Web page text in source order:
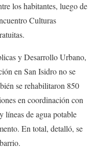
los habitantes, luego de
Culturas
y Desarrollo Urbano,
en San Isidro no se
se rehabilitaron 850
en coordinación con
líneas de agua potable
En total, detalló, se